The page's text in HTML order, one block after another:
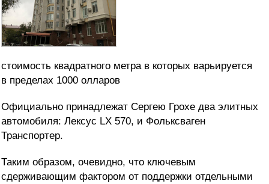
стоимость квадратного метра в которых варьируется
в пределах 1000 олларов
Официально принадлежат Сергею Грохе два элитных
автомобиля: Лексус LХ 570, и Фольксваген
Транспортер.
Таким образом, очевидно, что ключевым
сдерживающим фактором от поддержки отдельными